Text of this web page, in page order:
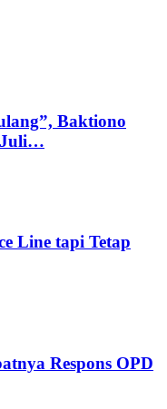
Baktiono
Juli…
Line tapi Tetap
Respons OPD